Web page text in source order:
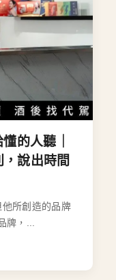
的人聽｜
說出時間
所創造的品牌
，...